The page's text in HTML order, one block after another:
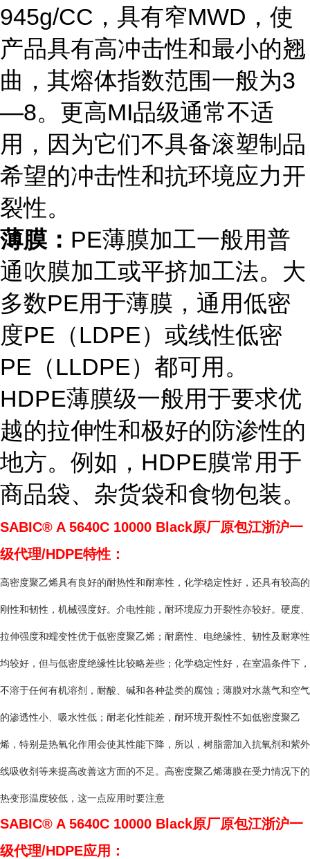
945g/CC，具有窄MWD，使
产品具有高冲击性和最小的翘
曲，其熔体指数范围一般为3
—8。更高MI品级通常不适
用，因为它们不具备滚塑制品
希望的冲击性和抗环境应力开
裂性。
薄膜： PE薄膜加工一般用普
通吹膜加工或平挤加工法。大
多数PE用于薄膜，通用低密
度PE（LDPE）或线性低密
PE（LLDPE）都可用。
HDPE薄膜级一般用于要求优
越的拉伸性和极好的防渗性的
地方。例如，HDPE膜常用于
商品袋、杂货袋和食物包装。
SABIC® A 5640C 10000 Black原厂原包江浙沪一
级代理/HDPE特性：
高密度聚乙烯具有良好的耐热性和耐寒性，化学稳定性好，还具有较高的
刚性和韧性，机械强度好。介电性能，耐环境应力开裂性亦较好。硬度、
拉伸强度和蠕变性优于低密度聚乙烯；耐磨性、电绝缘性、韧性及耐寒性
均较好，但与低密度绝缘性比较略差些；化学稳定性好，在室温条件下，
不溶于任何有机溶剂，耐酸、碱和各种盐类的腐蚀；薄膜对水蒸气和空气
的渗透性小、吸水性低；耐老化性能差，耐环境开裂性不如低密度聚乙
烯，特别是热氧化作用会使其性能下降，所以，树脂需加入抗氧剂和紫外
线吸收剂等来提高改善这方面的不足。高密度聚乙烯薄膜在受力情况下的
热变形温度较低，这一点应用时要注意
SABIC® A 5640C 10000 Black原厂原包江浙沪一
级代理/HDPE应用：